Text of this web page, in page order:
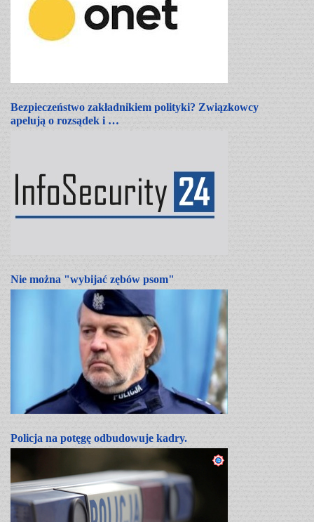
Bezpieczeństwo zakładnikiem polityki? Związkowcy
apelują o rozsądek i …
Nie można "wybijać zębów psom"
Policja na potęgę odbudowuje kadry.